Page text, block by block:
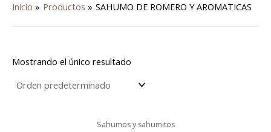
Inicio Productos SAHUMO DE ROMERO Y AROMATICAS
Mostrando el único resultado
Sahumos y sahumitos